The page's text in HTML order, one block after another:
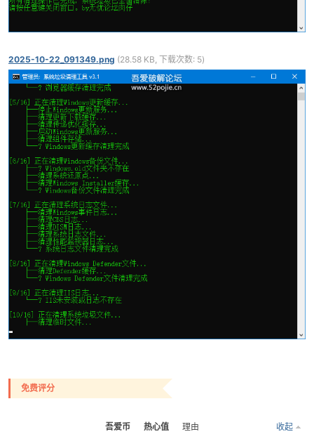
2025-10-22_091349.png (28.58 KB, 下载次数: 5)
免费评分
吾爱币 热心值 收起
理由